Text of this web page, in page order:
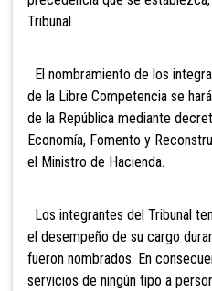
Tribunal.
El nombramiento de los
de la Libre Competencia se
de la República mediante
Economía, Fomento y
el Ministro de Hacienda.
Los integrantes del Tribunal
el desempeño de su cargo
fueron nombrados. En
servicios de ningún tipo a